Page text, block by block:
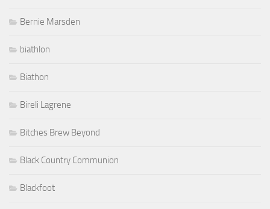
Bernie Marsden
biathlon
Biathon
Bireli Lagrene
Bitches Brew Beyond
Black Country Communion
Blackfoot